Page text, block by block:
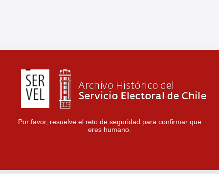
Por favor, resuelve el reto de seguridad para confirmar que
eres humano.